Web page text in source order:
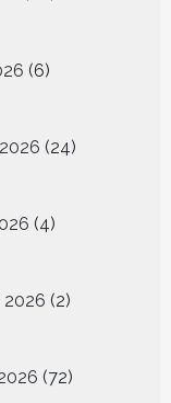
producten
6
producten
24
producten
4
producten
2026 2
producten
72
producten